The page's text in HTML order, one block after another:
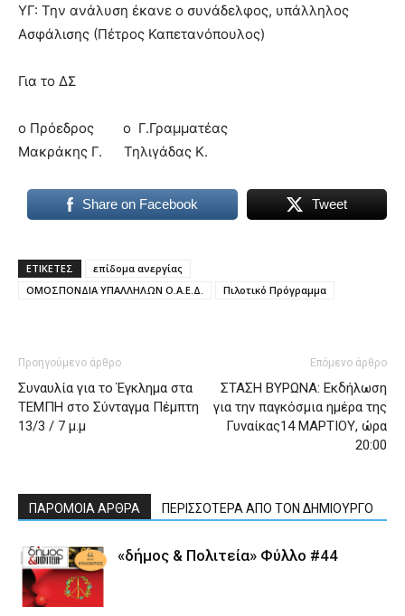
ΥΓ: Την ανάλυση έκανε ο συνάδελφος, υπάλληλος
Ασφάλισης (Πέτρος Καπετανόπουλος)
Για το ΔΣ
ο Πρόεδρος ο Γ.Γραμματέας
Μακράκης Γ. Τηλιγάδας Κ.
Share on Facebook Tweet
ΕΤΙΚΕΤΕΣ
επίδομα ανεργίας
ΟΜΟΣΠΟΝΔΙΑ ΥΠΑΛΛΗΛΩΝ Ο.Α.Ε.Δ.
Πιλοτικό Πρόγραμμα
Προηγούμενο άρθρο
Συναυλία για το Έγκλημα στα
ΤΕΜΠΗ στο Σύνταγμα Πέμπτη
13/3 / 7 μ.μ
Επόμενο άρθρο
ΣΤΑΣΗ ΒΥΡΩΝΑ: Εκδήλωση
για την παγκόσμια ημέρα της
Γυναίκας14 ΜΑΡΤΙΟΥ, ώρα
20:00
ΠΑΡΟΜΟΙΑ ΑΡΘΡΑ ΠΕΡΙΣΣΟΤΕΡΑ ΑΠΟ ΤΟΝ ΔΗΜΙΟΥΡΓΟ
«δήμος & Πολιτεία» Φύλλο #44